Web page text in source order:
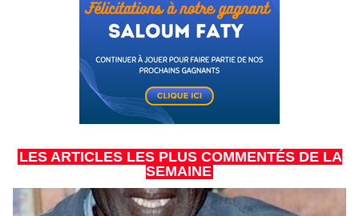
LES ARTICLES LES PLUS COMMENTÉS DE LA
SEMAINE